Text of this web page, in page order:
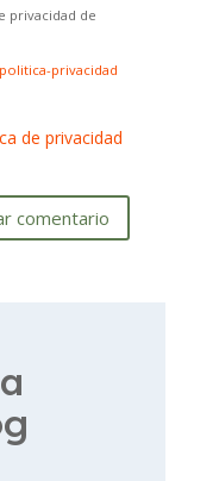
privacidad de
privacidad
de privacidad
comentario